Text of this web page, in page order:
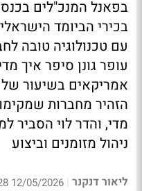
בכירי הביומד
עם טכנולוגיה טובה
עופר גונן סיפר איך
הזהיר מחברות
מדי, והדר לוי הסביר
ניהול מזומנים וביצוע
ליאור דנקנר |
12/05/2026 15:28